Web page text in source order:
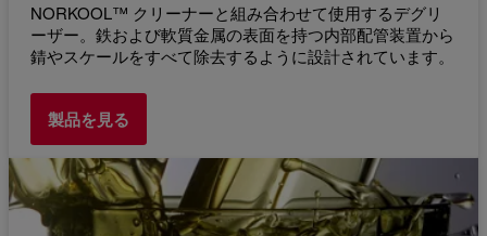
NORKOOL™ クリーナーと組み合わせて使用するデグリ
ーザー。鉄および軟質金属の表面を持つ内部配管装置から
錆やスケールをすべて除去するように設計されています。
製品を見る